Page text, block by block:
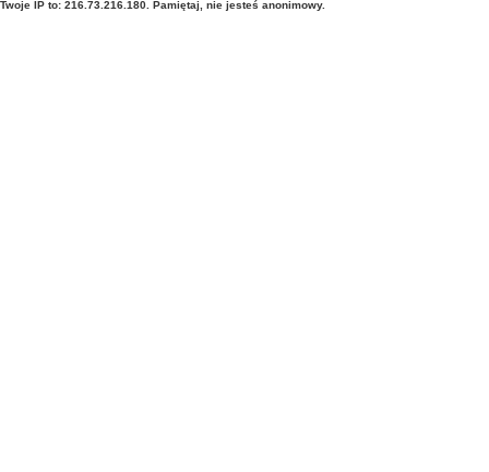
Twoje IP to: 216.73.216.180. Pamiętaj, nie jesteś anonimowy.